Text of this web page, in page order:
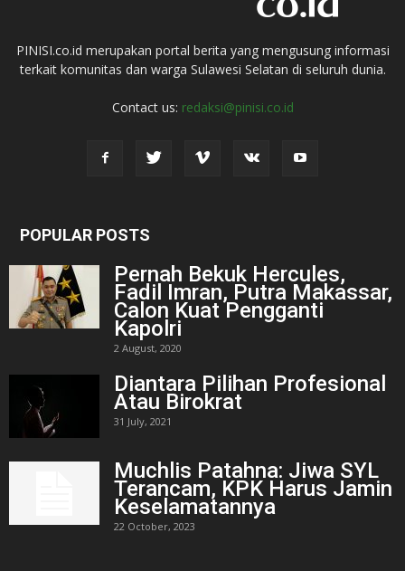
PINISI.co.id merupakan portal berita yang mengusung informasi
terkait komunitas dan warga Sulawesi Selatan di seluruh dunia.
Contact us: redaksi@pinisi.co.id
POPULAR POSTS
Pernah Bekuk Hercules,
Fadil Imran, Putra Makassar,
Calon Kuat Pengganti
Kapolri
2 August, 2020
Diantara Pilihan Profesional
Atau Birokrat
31 July, 2021
Muchlis Patahna: Jiwa SYL
Terancam, KPK Harus Jamin
Keselamatannya
22 October, 2023